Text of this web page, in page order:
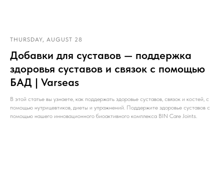
THURSDAY, AUGUST 28
Добавки для суставов — поддержка
здоровья суставов и связок с помощью
БАД | Varseas
В этой статье вы узнаете, как поддержать здоровье суставов, связок и костей, с
помощью нутрицевтиков, диеты и упражнений. Поддержите здоровье суставов с
помощью нашего инновационного биоактивного комплекса BIN Care Joints.